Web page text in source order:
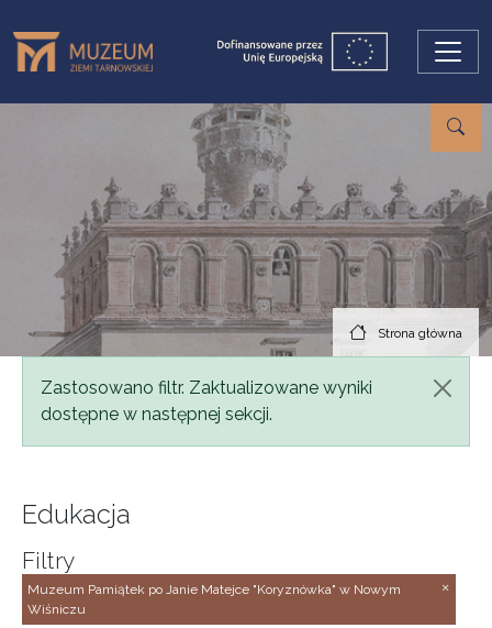
Strona główna
Komunikat
Zastosowano filtr. Zaktualizowane wyniki
dostępne w następnej sekcji.
Edukacja
Filtry
Muzeum Pamiątek po Janie Matejce "Koryznówka" w Nowym
Wiśniczu